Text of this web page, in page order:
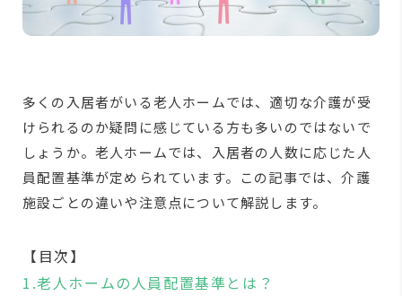
多くの入居者がいる老人ホームでは、適切な介護が受
けられるのか疑問に感じている方も多いのではないで
しょうか。老人ホームでは、入居者の人数に応じた人
員配置基準が定められています。この記事では、介護
施設ごとの違いや注意点について解説します。
【目次】
1.老人ホームの人員配置基準とは？